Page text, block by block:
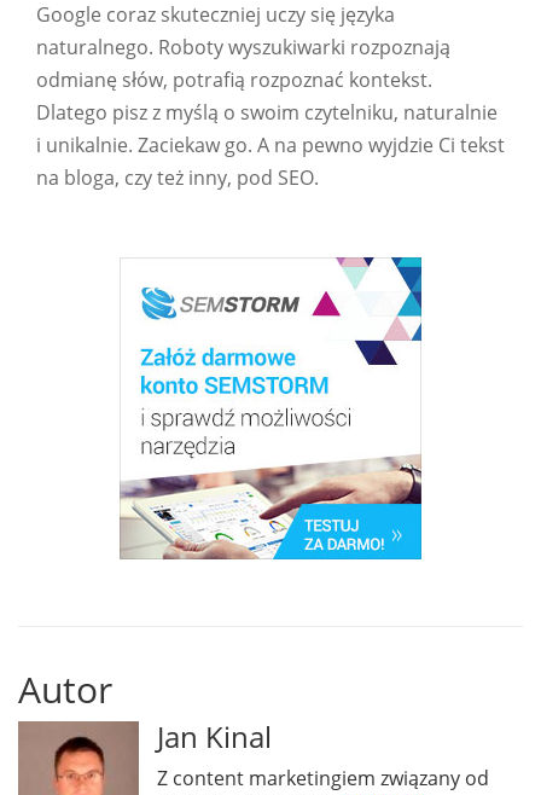
Google coraz skuteczniej uczy się języka
naturalnego. Roboty wyszukiwarki rozpoznają
odmianę słów, potrafią rozpoznać kontekst.
Dlatego pisz z myślą o swoim czytelniku, naturalnie
i unikalnie. Zaciekaw go. A na pewno wyjdzie Ci tekst
na bloga, czy też inny, pod SEO.
Autor
Jan Kinal
Z content marketingiem związany od